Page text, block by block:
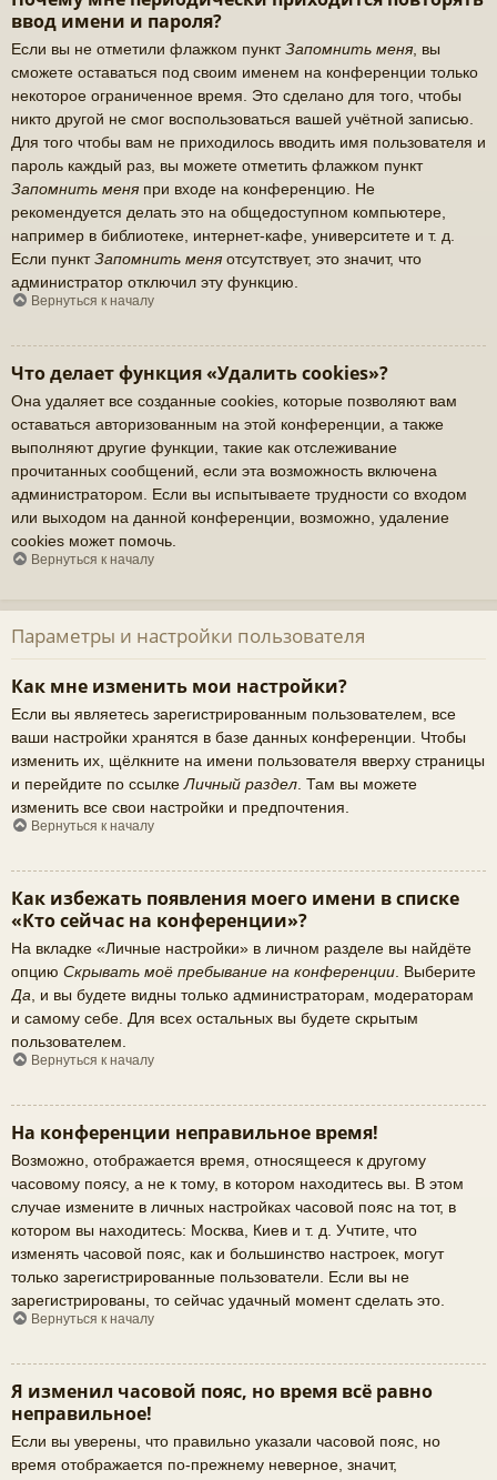
ввод имени и пароля?
Если вы не отметили флажком пунктЗапомнить меня , вы
сможете оставаться под своим именем на конференции только
некоторое ограниченное время. Это сделано для того, чтобы
никто другой не смог воспользоваться вашей учётной записью.
Для того чтобы вам не приходилось вводить имя пользователя и
пароль каждый раз, вы можете отметить флажком пункт
Запомнить меня при входе на конференцию. Не
рекомендуется делать это на общедоступном компьютере,
например в библиотеке, интернет-кафе, университете и т. д.
Если пунктЗапомнить меня отсутствует, это значит, что
администратор отключил эту функцию.
Вернуться к началу
Что делает функция «Удалить cookies»?
Она удаляет все созданные cookies, которые позволяют вам
оставаться авторизованным на этой конференции, а также
выполняют другие функции, такие как отслеживание
прочитанных сообщений, если эта возможность включена
администратором. Если вы испытываете трудности со входом
или выходом на данной конференции, возможно, удаление
cookies может помочь.
Вернуться к началу
Параметры и настройки пользователя
Как мне изменить мои настройки?
Если вы являетесь зарегистрированным пользователем, все
ваши настройки хранятся в базе данных конференции. Чтобы
изменить их, щёлкните на имени пользователя вверху страницы
и перейдите по ссылкеЛичный раздел. Там вы можете
изменить все свои настройки и предпочтения.
Вернуться к началу
Как избежать появления моего имени в списке
«Кто сейчас на конференции»?
На вкладке «Личные настройки» в личном разделе вы найдёте
опцию Скрывать моё пребывание на конференции. Выберите
Да, и вы будете видны только администраторам, модераторам
и самому себе. Для всех остальных вы будете скрытым
пользователем.
Вернуться к началу
На конференции неправильное время!
Возможно, отображается время, относящееся к другому
часовому поясу, а не к тому, в котором находитесь вы. В этом
случае измените в личных настройках часовой пояс на тот, в
котором вы находитесь: Москва, Киев и т. д. Учтите, что
изменять часовой пояс, как и большинство настроек, могут
только зарегистрированные пользователи. Если вы не
зарегистрированы, то сейчас удачный момент сделать это.
Вернуться к началу
Я изменил часовой пояс, но время всё равно
неправильное!
Если вы уверены, что правильно указали часовой пояс, но
время отображается по-прежнему неверное, значит,